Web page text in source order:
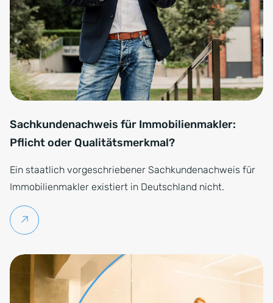
Sachkundenachweis für Immobilienmakler:
Pflicht oder Qualitätsmerkmal?
Ein staatlich vorgeschriebener Sachkundenachweis für
Immobilienmakler existiert in Deutschland nicht.
Weiterlesen